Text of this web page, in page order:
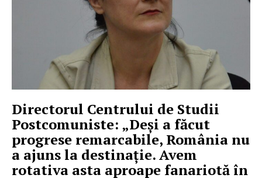
Directorul Centrului de Studii
Postcomuniste: „Deși a făcut
progrese remarcabile, România nu
a ajuns la destinație. Avem
rotativa asta aproape fanariotă în